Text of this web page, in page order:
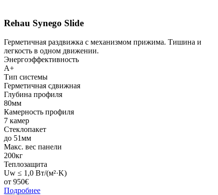
Rehau Synego Slide
Герметичная раздвижка с механизмом прижима. Тишина и
легкость в одном движении.
Энергоэффективность
A+
Тип системы
Герметичная сдвижная
Глубина профиля
80мм
Камерность профиля
7 камер
Стеклопакет
до 51мм
Макс. вес панели
200кг
Теплозащита
Uw ≤ 1,0 Вт/(м²·K)
от 950€
Подробнее